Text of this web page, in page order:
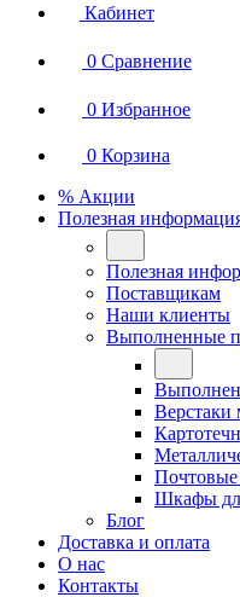
Кабинет
0 Сравнение
0 Избранное
0 Корзина
% Акции
Полезная
Полезная
Поставщикам
Наши клиенты
Выполненные
Верстаки
Шкафы
Блог
Доставка и оплата
О нас
Контакты